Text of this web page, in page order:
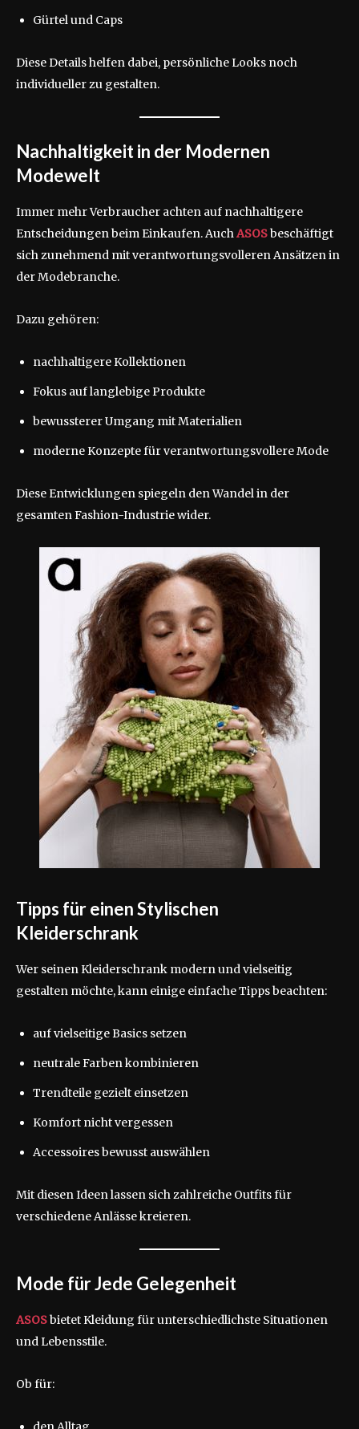
Gürtel und Caps
Diese Details helfen dabei, persönliche Looks noch
individueller zu gestalten.
Nachhaltigkeit in der Modernen
Modewelt
Immer mehr Verbraucher achten auf nachhaltigere
Entscheidungen beim Einkaufen. AuchASOSbeschäftigt
sich zunehmend mit verantwortungsvolleren Ansätzen in
der Modebranche.
Dazu gehören:
nachhaltigere Kollektionen
Fokus auf langlebige Produkte
bewussterer Umgang mit Materialien
moderne Konzepte für verantwortungsvollere Mode
Diese Entwicklungen spiegeln den Wandel in der
gesamten Fashion-Industrie wider.
Tipps für einen Stylischen
Kleiderschrank
Wer seinen Kleiderschrank modern und vielseitig
gestalten möchte, kann einige einfache Tipps beachten:
auf vielseitige Basics setzen
neutrale Farben kombinieren
Trendteile gezielt einsetzen
Komfort nicht vergessen
Accessoires bewusst auswählen
Mit diesen Ideen lassen sich zahlreiche Outfits für
verschiedene Anlässe kreieren.
Mode für Jede Gelegenheit
ASOSbietet Kleidung für unterschiedlichste Situationen
und Lebensstile.
Ob für: